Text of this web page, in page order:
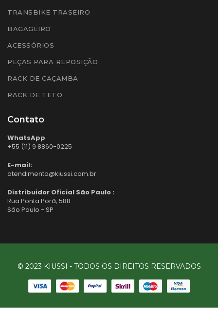
TRANSBIKE TRASEIRO
BAGAGEIRO
ACESSÓRIOS
PEÇAS PARA REPOSIÇÃO
RACK DE CAÇAMBA
RACK DE TETO
Contato
WhatsApp
+55 (11) 9 8860-0225
E-mail:
atendimento@kiussi.com.br
Distribuidor Oficial São Paulo :
Rua Ponta Porã, 588
São Paulo - SP
© 2023 KIUSSI - TODOS OS DIREITOS RESERVADOS